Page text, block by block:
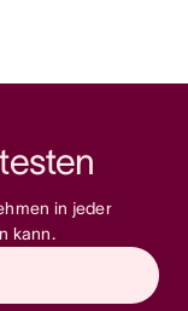
in jeder
kann.